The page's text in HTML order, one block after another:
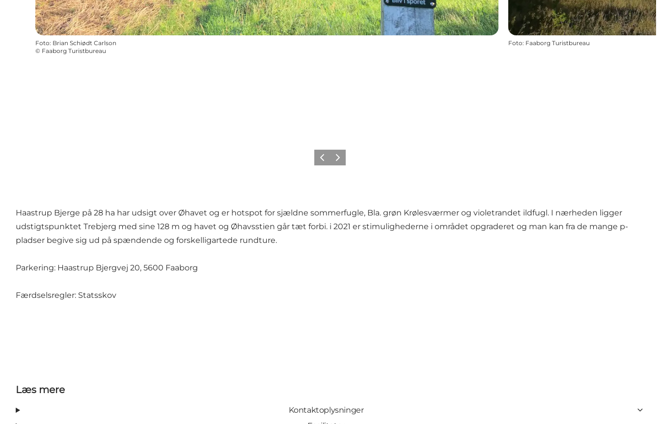
Foto: Brian Schiødt Carlson
© Faaborg Turistbureau
Foto: Faaborg Turistbureau
Forrige billede
Næste billede
Haastrup Bjerge på 28 ha har udsigt over Øhavet og er hotspot for sjældne sommerfugle, Bla. grøn Krølesværmer og violetrandet ildfugl. I nærheden ligger
udstigtspunktet Trebjerg med sine 128 m og havet og Øhavsstien går tæt forbi. i 2021 er stimulighederne i området opgraderet og man kan fra de mange p-
pladser begive sig ud på spændende og forskelligartede rundture.
Parkering: Haastrup Bjergvej 20, 5600 Faaborg
Færdselsregler: Statsskov
Læs mere
Kontaktoplysninger